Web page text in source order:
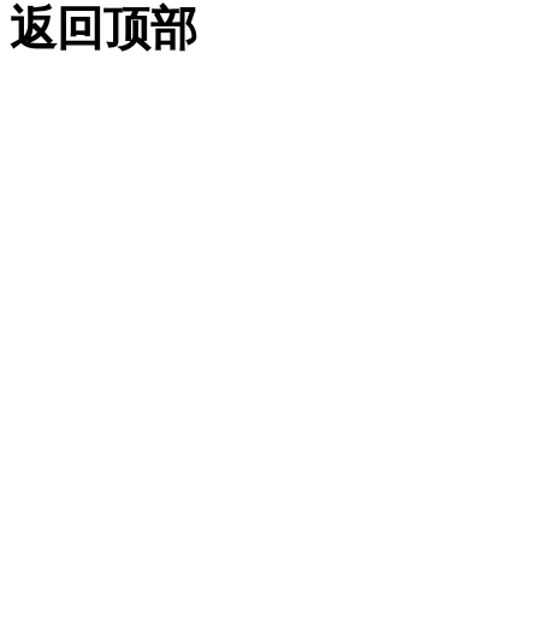
返回顶部